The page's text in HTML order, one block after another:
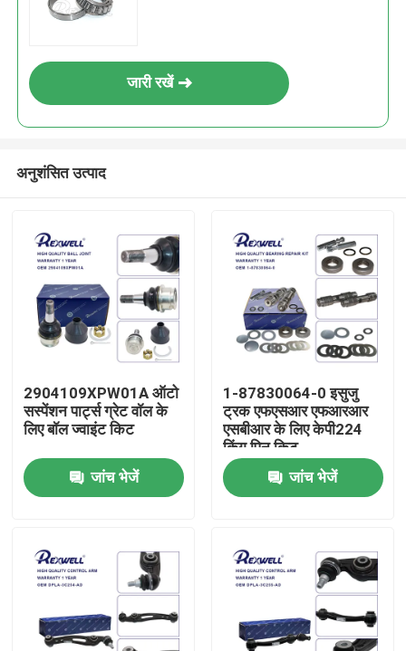
उत्पाद
वीडियो
जारी रखें
अनुशंसित उत्पाद
2904109XPW01A ऑटो
सस्पेंशन पार्ट्स ग्रेट वॉल के
लिए बॉल ज्वाइंट किट
जांच भेजें
1-87830064-0 इसुजु
ट्रक एफएसआर एफआरआर
एसबीआर के लिए केपी224
किंग पिन किट
जांच भेजें